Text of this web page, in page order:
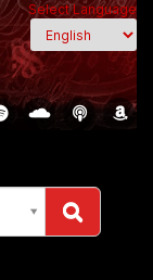
Select Language